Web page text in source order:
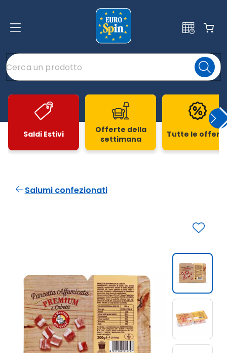
Saldi Estivi
Offerte della
settimana
Tutte le
Salumi confezionati